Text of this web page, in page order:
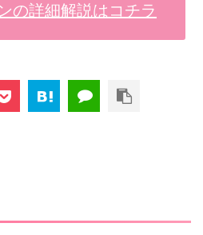
の詳細解説はコチラ